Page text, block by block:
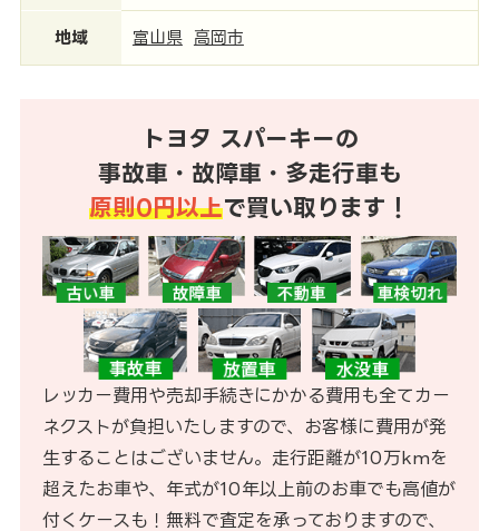
地域 富山県 高岡市
トヨタ スパーキーの
事故車・故障車・多走行車も
原則0円以上で買い取ります！
レッカー費用や売却手続きにかかる費用も全てカー
ネクストが負担いたしますので、お客様に費用が発
生することはございません。走行距離が10万kmを
超えたお車や、年式が10年以上前のお車でも高値が
付くケースも！無料で査定を承っておりますので、